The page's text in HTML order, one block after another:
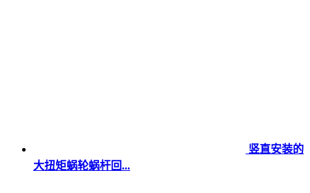
竖直安装的
大扭矩蜗轮蜗杆回...